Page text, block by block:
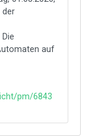
der
auf
pm/6843